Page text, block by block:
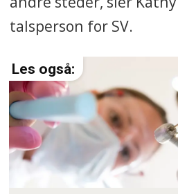
talsperson for SV.